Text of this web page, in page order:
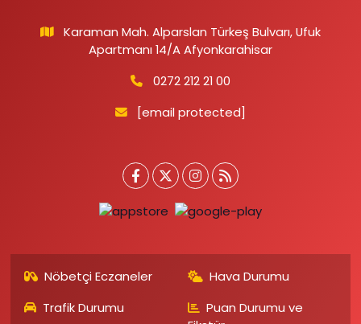
Karaman Mah. Alparslan Türkeş Bulvarı, Ufuk
Apartmanı 14/A Afyonkarahisar
0272 212 21 00
[email protected]
Nöbetçi Eczaneler
Hava Durumu
Trafik Durumu
Puan Durumu ve